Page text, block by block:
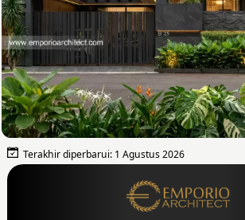
Terakhir diperbarui: 1 Agustus 2026